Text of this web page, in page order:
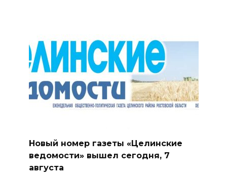
Новый номер газеты «Целинские
ведомости» вышел сегодня, 7
августа